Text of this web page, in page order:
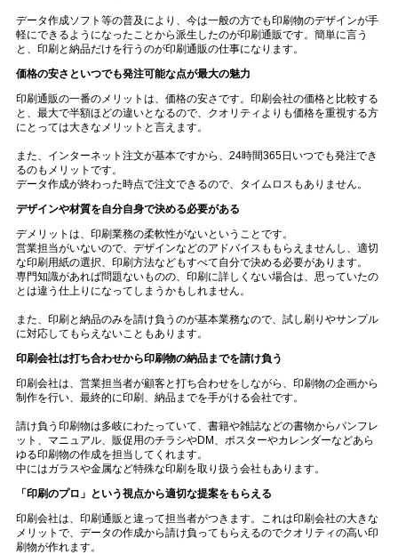
データ作成ソフト等の普及により、今は一般の方でも印刷物のデザインが手
軽にできるようになったことから派生したのが印刷通販です。簡単に言う
と、印刷と納品だけを行うのが印刷通販の仕事になります。
価格の安さといつでも発注可能な点が最大の魅力
印刷通販の一番のメリットは、価格の安さです。印刷会社の価格と比較する
と、最大で半額ほどの違いとなるので、クオリティよりも価格を重視する方
にとっては大きなメリットと言えます。
また、インターネット注文が基本ですから、 24時間365日いつでも発注でき
るのもメリットです。
データ作成が終わった時点で注文できるので、タイムロスもありません。
デザインや材質を自分自身で決める必要がある
デメリットは、印刷業務の柔軟性がないということです。
営業担当がいないので、デザインなどのアドバイスももらえませんし、適切
な印刷用紙の選択、印刷方法などもすべて自分で決める必要があります。
専門知識があれば問題ないものの、印刷に詳しくない場合は、思っていたの
とは違う仕上りになってしまうかもしれません。
また、印刷と納品のみを請け負うのが基本業務なので、試し刷りやサンプル
に対応してもらえないこともあります。
印刷会社は打ち合わせから印刷物の納品までを請け負う
印刷会社は、営業担当者が顧客と打ち合わせをしながら、印刷物の企画から
制作を行い、最終的に印刷、納品までを手がける会社です。
請け負う印刷物は多岐にわたっていて、書籍や雑誌などの書物からパンフレ
ット、マニュアル、販促用のチラシやDM 、ポスターやカレンダーなどあら
ゆる印刷物の作成を担当してくれます。
中にはガラスや金属など特殊な印刷を取り扱う会社もあります。
「印刷のプロ」という視点から適切な提案をもらえる
印刷会社は、印刷通販と違って担当者がつきます。これは印刷会社の大きな
メリットで、データの作成から請け負ってもらえるのでクオリティの高い印
刷物が作れます。